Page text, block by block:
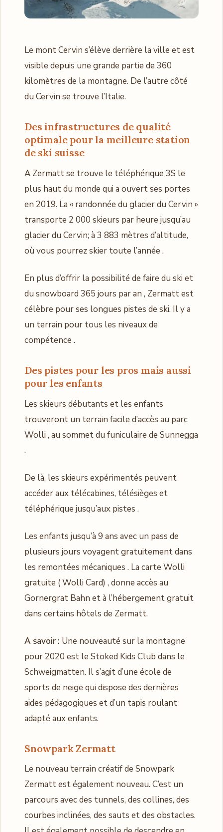
Le mont Cervin s’élève derrière la ville et est
visible depuis une grande partie de 360 ​​
kilomètres de la montagne. De l’autre côté
du Cervin se trouve l’Italie.
Des infrastructures de qualité
optimale pour la meilleure station
de ski suisse
A Zermatt se trouve le téléphérique 3S le
plus haut du monde qui a ouvert ses portes
en 2019. La « randonnée du glacier du Cervin »
transporte 2 000 skieurs par heure jusqu’au
glacier du Cervin; à 3 883 mètres d’altitude,
où vous pourrez skier toute l’année .
En plus d’offrir la possibilité de faire du ski et
du snowboard 365 jours par an , Zermatt est
célèbre pour ses longues pistes de ski. Il y a
un terrain pour tous les niveaux de
compétence .
Des pistes pour les pros mais aussi
pour les enfants
Les skieurs débutants et les enfants
trouveront un terrain facile d’accès au parc
Wolli , au sommet du funiculaire de Sunnegga
.
De là, les skieurs expérimentés peuvent
accéder aux télécabines, télésièges et
téléphérique jusqu’aux pistes .
Les enfants jusqu’à 9 ans avec un pass de
plusieurs jours voyagent gratuitement dans
les remontées mécaniques . La carte Wolli
gratuite ( Wolli Card) , donne accès au
Gornergrat Bahn et à l’hébergement gratuit
dans certains hôtels de Zermatt.
A savoir : Une nouveauté sur la montagne
pour 2020 est le Stoked Kids Club dans le
Schweigmatten. Il s’agit d’une école de
sports de neige qui dispose des dernières
aides pédagogiques et d’un tapis roulant
adapté aux enfants.
Snowpark Zermatt
Le nouveau terrain créatif de Snowpark
Zermatt est également nouveau. C’est un
parcours avec des tunnels, des collines, des
courbes inclinées, des sauts et des obstacles.